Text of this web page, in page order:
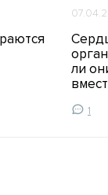
ли
1